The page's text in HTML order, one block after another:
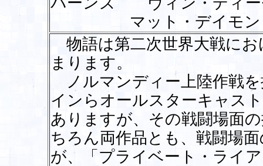
マット・デイモン
物語は第二次世界大戦に
まります。
ノルマンディー上陸作戦
インらオールスターキャス
ありますが、その戦闘場面
ちろん両作品とも、戦闘場
が、「プライベート・ライ